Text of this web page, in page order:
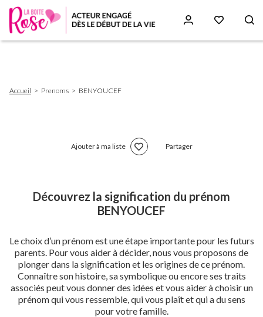
d'Ariane
Accueil Prenoms BENYOUCEF
Ajouter à ma liste Partager
Découvrez la signification du prénom
BENYOUCEF
Le choix d’un prénom est une étape importante pour les futurs
parents. Pour vous aider à décider, nous vous proposons de
plonger dans la signification et les origines de ce prénom.
Connaître son histoire, sa symbolique ou encore ses traits
associés peut vous donner des idées et vous aider à choisir un
prénom qui vous ressemble, qui vous plaît et qui a du sens
pour votre famille.